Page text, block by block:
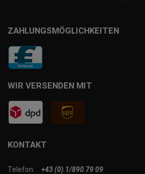
KONTAKT
Telefon: +43 (0) 1/890 79 09
ZAHLUNGSMÖGLICHKEITEN
WIR VERSENDEN MIT